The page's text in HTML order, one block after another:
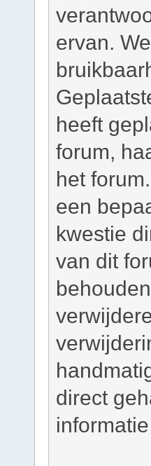
ervan.
heeft
forum,
het
een
kwestie
van dit
direct